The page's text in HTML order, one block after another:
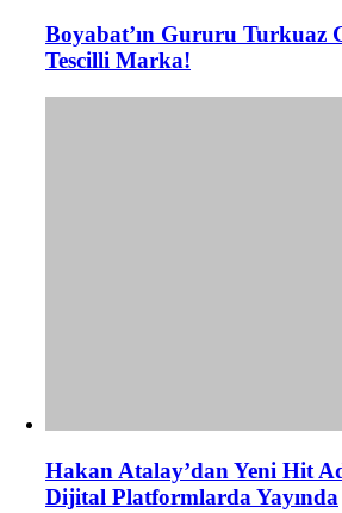
Boyabat’ın Gururu Turkuaz
Tescilli Marka!
Hakan Atalay’dan Yeni Hit
Dijital Platformlarda Yayında